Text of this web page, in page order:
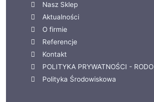
Nasz Sklep
Aktualności
O firmie
Referencje
Kontakt
POLITYKA PRYWATNOŚCI - RODO
Polityka Środowiskowa